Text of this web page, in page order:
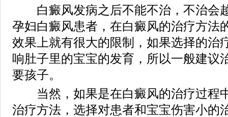
白癜风发病之后不能不治，不治会
孕妇白癜风患者，在白癜风的治疗方法
效果上就有很大的限制，如果选择的治
响肚子里的宝宝的发育，所以一般建议
要孩子。
当然，如果是在白癜风的治疗过程
治疗方法，选择对患者和宝宝伤害小的